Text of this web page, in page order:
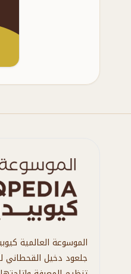
الموسوعة العالمية
جلعود دخيل القحطاني